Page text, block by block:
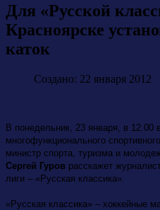
Для «Русской
Красноярске
каток
Создано: 22 января 2012
В понедельник, 23 января, в 12.00
многофункционального
министр спорта, туризма и
Сергей Гуров расскажет
лиги – «Русская классика».
«Русская классика» – хоккейные